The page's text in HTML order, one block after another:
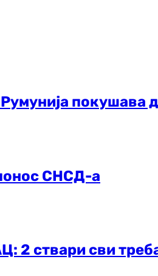
покушава
СНСД-а
сви треба